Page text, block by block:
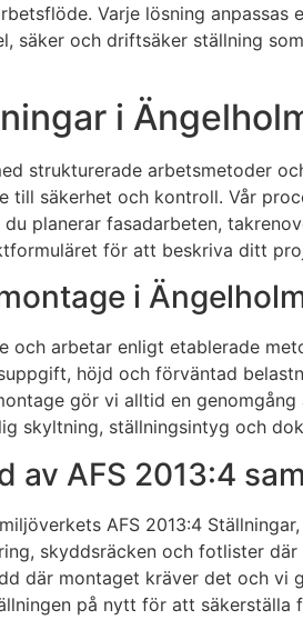
Varje lösning
säker och driftsäker ställning
i
strukturerade arbetsmetoder
säkerhet och kontroll. Vår
planerar fasadarbeten,
för att beskriva ditt
i
och arbetar enligt etablerade
höjd och förväntad
gör vi alltid en
skyltning, ställningsintyg och
av AFS 2013:4
AFS 2013:4
skyddsräcken och fotlister
där montaget kräver det och
på nytt för att säkerställa